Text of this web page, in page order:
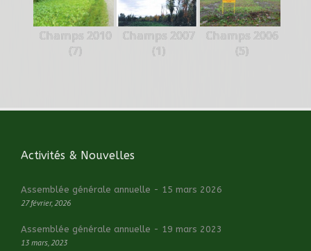
Champs 2010
(7)
Champs 2007
(1)
Champs 2006
(5)
Activités & Nouvelles
Assemblée générale annuelle - 15 mars 2026
27 février, 2026
Assemblée générale annuelle - 19 mars 2023
13 mars, 2023